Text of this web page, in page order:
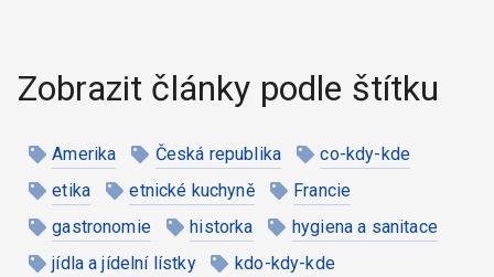
Zobrazit články podle štítku
Amerika Česká republika
co-kdy-kde
etika
etnické kuchyně
Francie
gastronomie
historka
hygiena a sanitace
jídla a jídelní lístky
kdo-kdy-kde